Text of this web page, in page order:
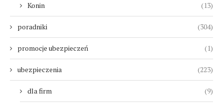
Konin (13)
poradniki (304)
promocje ubezpieczeń (1)
ubezpieczenia (223)
dla firm (9)